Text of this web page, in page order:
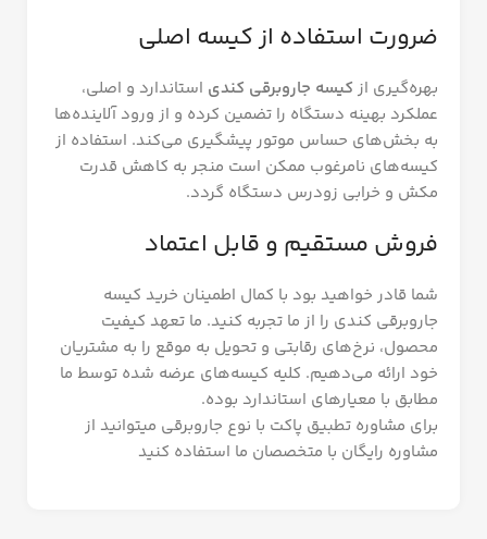
ضرورت استفاده از کیسه اصلی
بهره‌گیری از کیسه جاروبرقی کندی استاندارد و اصلی،
عملکرد بهینه دستگاه را تضمین کرده و از ورود آلاینده‌ها
به بخش‌های حساس موتور پیشگیری می‌کند. استفاده از
کیسه‌های نامرغوب ممکن است منجر به کاهش قدرت
مکش و خرابی زودرس دستگاه گردد.
فروش مستقیم و قابل اعتماد
شما قادر خواهید بود با کمال اطمینان خرید کیسه
جاروبرقی کندی را از ما تجربه کنید. ما تعهد کیفیت
محصول، نرخ‌های رقابتی و تحویل به موقع را به مشتریان
خود ارائه می‌دهیم. کلیه کیسه‌های عرضه شده توسط ما
مطابق با معیارهای استاندارد بوده.
برای مشاوره تطبیق پاکت با نوع جاروبرقی میتوانید از
مشاوره رایگان با متخصصان ما استفاده کنید